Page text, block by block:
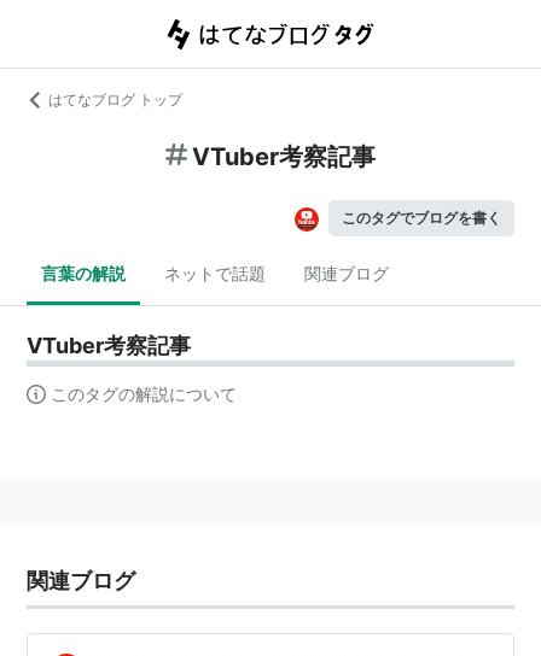
はてなブログ トップ
VTuber考察記事
このタグでブログを書く
言葉の解説 ネットで話題 関連ブログ
VTuber考察記事
このタグの解説について
関連ブログ